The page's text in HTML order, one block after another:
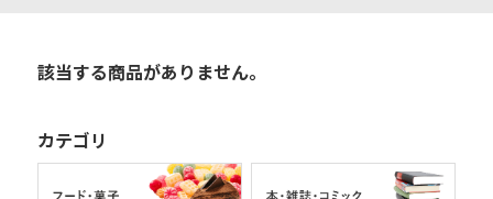
該当する商品がありません。
カテゴリ